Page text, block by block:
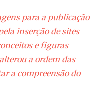
para a publicação
inserção de sites
e figuras
a ordem das
a compreensão do